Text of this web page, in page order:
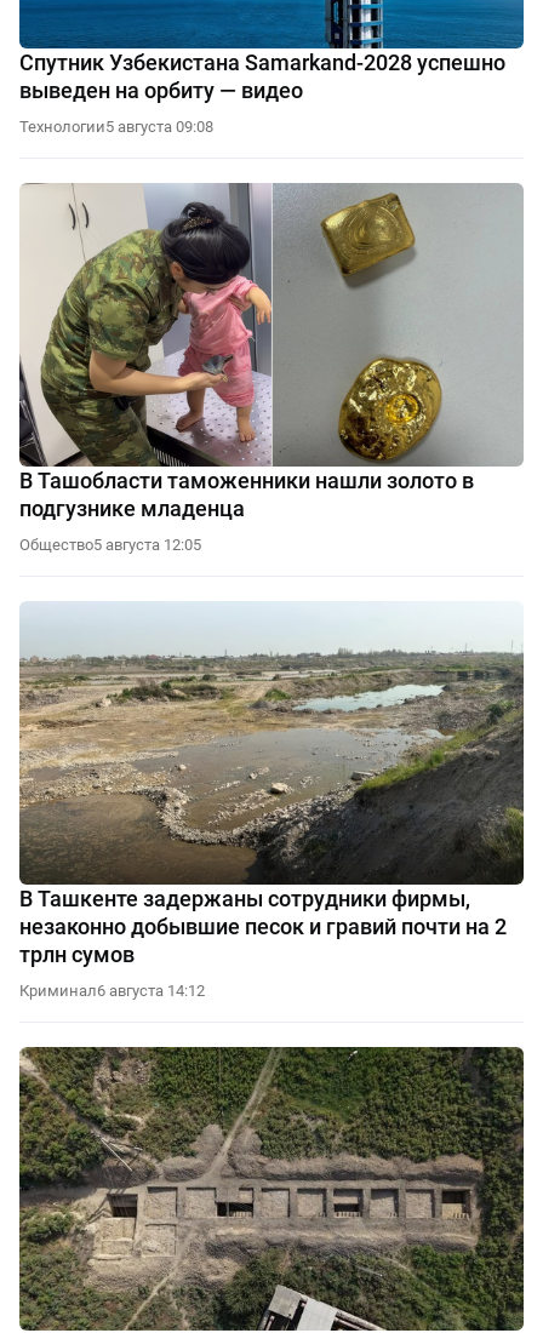
Спутник Узбекистана Samarkand-2028 успешно
выведен на орбиту — видео
Технологии5 августа 09:08
В Ташобласти таможенники нашли золото в
подгузнике младенца
Общество5 августа 12:05
В Ташкенте задержаны сотрудники фирмы,
незаконно добывшие песок и гравий почти на 2
трлн сумов
Криминал6 августа 14:12